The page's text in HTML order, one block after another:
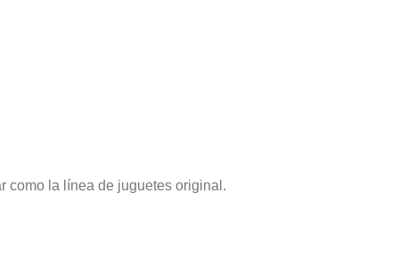
como la línea de juguetes original.